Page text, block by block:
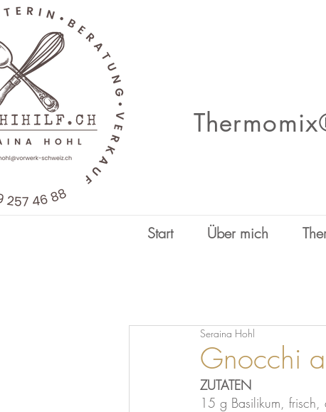
Start Über mich
Gnocchi
Seraina Hohl
ZUTATEN
15 g Basilikum, frisch,